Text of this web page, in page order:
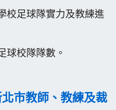
足球隊實力及教練進
校隊隊數。
市教師、教練及裁